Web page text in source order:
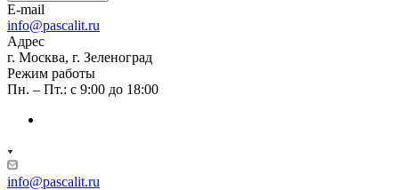
E-mail
info@pascalit.ru
Адрес
г. Москва, г. Зеленоград
Режим работы
Пн. – Пт.: с 9:00 до 18:00
info@pascalit.ru